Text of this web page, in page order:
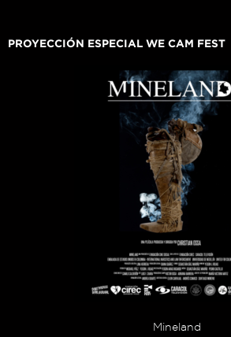
PROYECCIÓN ESPECIAL WE CAM FEST
Mineland